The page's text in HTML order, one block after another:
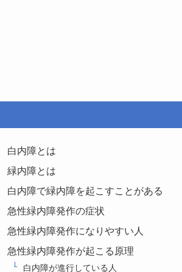
白内障とは
緑内障とは
白内障で緑内障を起こすことがある
急性緑内障発作の症状
急性緑内障発作になりやすい人
急性緑内障発作が起こる原理
白内障が進行している人